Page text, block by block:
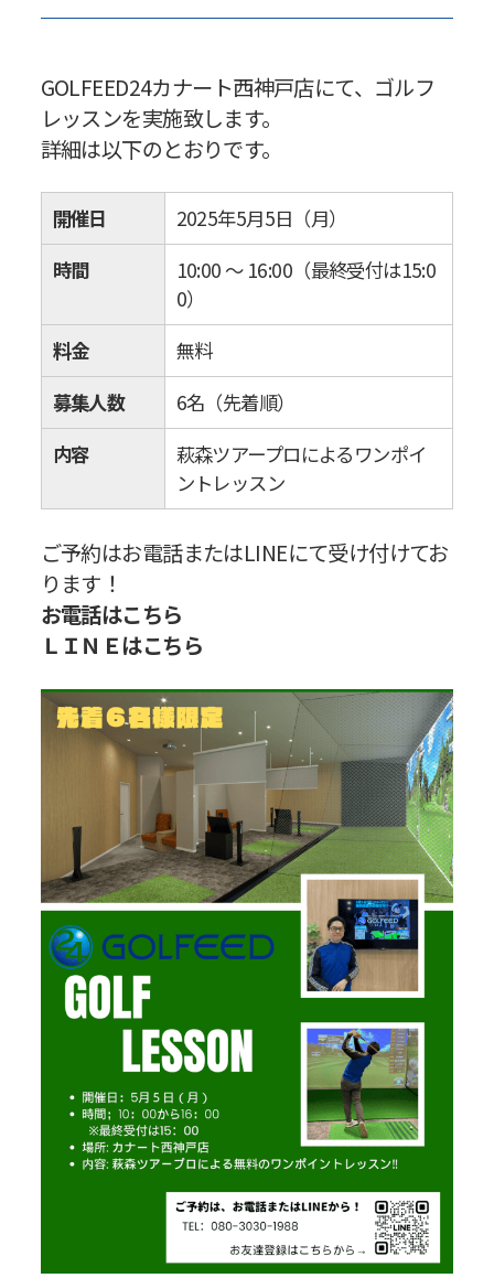
GOLFEED24カナート西神戸店にて、ゴルフ
レッスンを実施致します。
詳細は以下のとおりです。
開催日
2025年5月5日（月）
時間
10:00 ～ 16:00（最終受付は15:0
0）
料金
無料
募集人数
6名（先着順）
内容
萩森ツアープロによるワンポイ
ントレッスン
ご予約はお電話またはLINEにて受け付けてお
ります！
お電話はこちら
ＬＩＮＥはこちら